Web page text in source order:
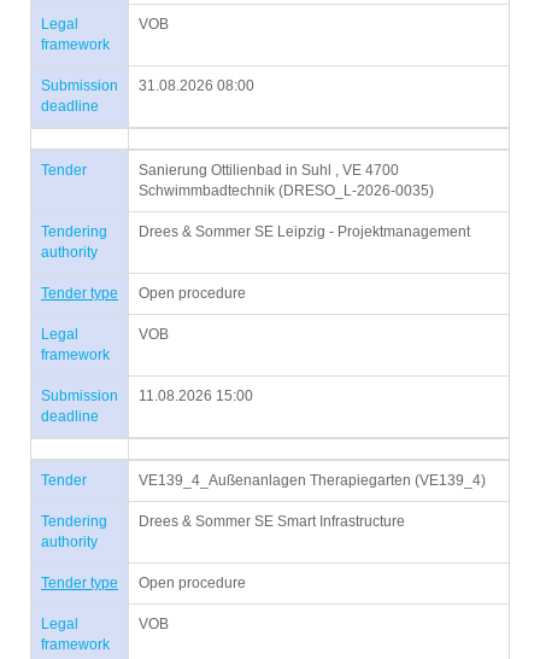
Legal
framework
VOB
Submission
deadline
31.08.2026 08:00
Tender
Sanierung Ottilienbad in Suhl , VE 4700
Schwimmbadtechnik (DRESO_L-2026-0035)
Tendering
authority
Drees & Sommer SE Leipzig - Projektmanagement
Tender type Open procedure
Legal
framework
VOB
Submission
deadline
11.08.2026 15:00
Tender VE139_4_Außenanlagen Therapiegarten (VE139_4)
Tendering
authority
Drees & Sommer SE Smart Infrastructure
Tender type Open procedure
Legal
framework
VOB